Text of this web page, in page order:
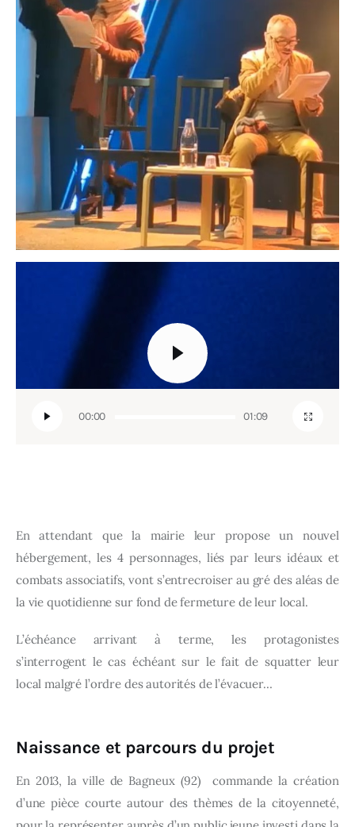
00:00 01:09
En attendant que la mairie leur propose un nouvel
hébergement, les 4 personnages, liés par leurs idéaux et
combats associatifs, vont s’entrecroiser au gré des aléas de
la vie quotidienne sur fond de fermeture de leur local.
L’échéance arrivant à terme, les protagonistes
s’interrogent le cas échéant sur le fait de squatter leur
local malgré l’ordre des autorités de l’évacuer…
Naissance et parcours du projet
En 2013, la ville de Bagneux (92) commande la création
d’une pièce courte autour des thèmes de la citoyenneté,